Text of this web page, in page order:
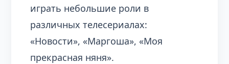
играть небольшие роли в
различных телесериалах:
«Новости», «Маргоша», «Моя
прекрасная няня».